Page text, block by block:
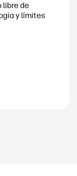
libre de
y límites